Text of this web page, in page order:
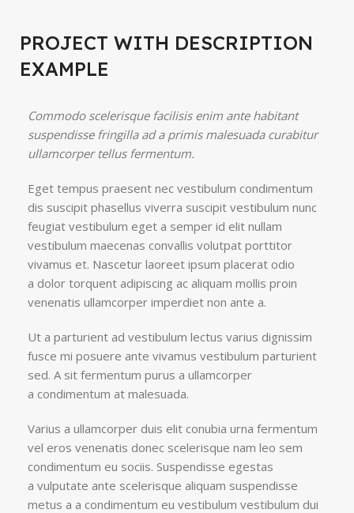
PROJECT WITH DESCRIPTION
EXAMPLE
Commodo scelerisque facilisis enim ante habitant
suspendisse fringilla ad a primis malesuada curabitur
ullamcorper tellus fermentum.
Eget tempus praesent nec vestibulum condimentum
dis suscipit phasellus viverra suscipit vestibulum nunc
feugiat vestibulum eget a semper id elit nullam
vestibulum maecenas convallis volutpat porttitor
vivamus et. Nascetur laoreet ipsum placerat odio
a dolor torquent adipiscing ac aliquam mollis proin
venenatis ullamcorper imperdiet non ante a.
Ut a parturient ad vestibulum lectus varius dignissim
fusce mi posuere ante vivamus vestibulum parturient
sed. A sit fermentum purus a ullamcorper
a condimentum at malesuada.
Varius a ullamcorper duis elit conubia urna fermentum
vel eros venenatis donec scelerisque nam leo sem
condimentum eu sociis. Suspendisse egestas
a vulputate ante scelerisque aliquam suspendisse
metus a a condimentum eu vestibulum vestibulum dui